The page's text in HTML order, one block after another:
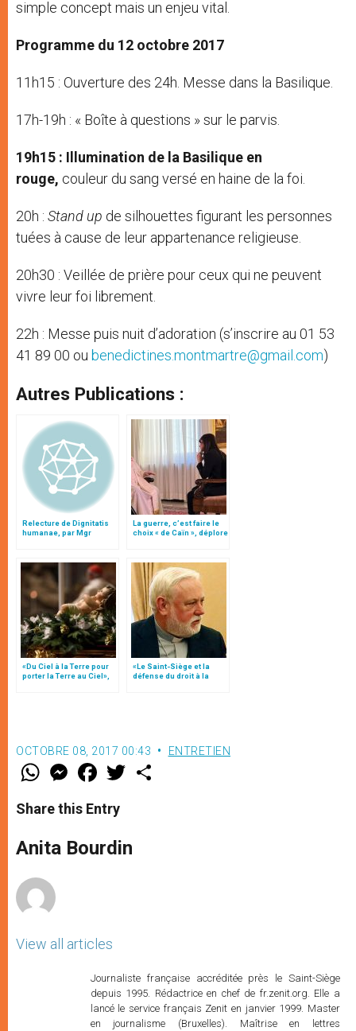
simple concept mais un enjeu vital.
Programme du 12 octobre 2017
11h15 : Ouverture des 24h. Messe dans la Basilique.
17h-19h : « Boîte à questions » sur le parvis.
19h15 : Illumination de la Basilique en
rouge, couleur du sang versé en haine de la foi.
20h : Stand up de silhouettes figurant les personnes
tuées à cause de leur appartenance religieuse.
20h30 : Veillée de prière pour ceux qui ne peuvent
vivre leur foi librement.
22h : Messe puis nuit d’adoration (s’inscrire au 01 53
41 89 00 ou benedictines.montmartre@gmail.com)
Autres Publications :
Relecture de Dignitatis
humanae, par Mgr
La guerre, c’est faire le
choix « de Caïn », déplore
«Du Ciel à la Terre pour
porter la Terre au Ciel»,
«Le Saint-Siège et la
défense du droit à la
OCTOBRE 08, 2017 00:43 ENTRETIEN
W
t
s
p
p
M
e
s
e
g
e
F
a
e
b
o
k
w
r
Share this Entry
Anita Bourdin
View all articles
Journaliste française accréditée près le Saint-Siège
depuis 1995. Rédactrice en chef de fr.zenit.org. Elle a
lancé le service français Zenit en janvier 1999. Master
en journalisme (Bruxelles). Maîtrise en lettres